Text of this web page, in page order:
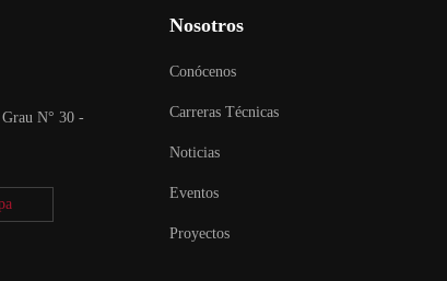
N° 30 -
Nosotros
Conócenos
Carreras Técnicas
Noticias
Eventos
Proyectos